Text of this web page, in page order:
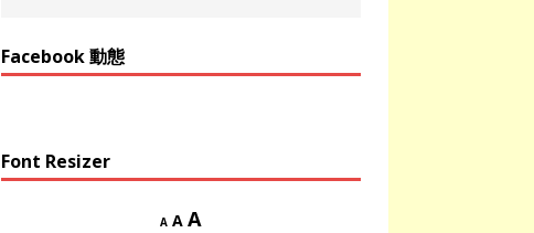
Facebook 動態
Font Resizer
A A A